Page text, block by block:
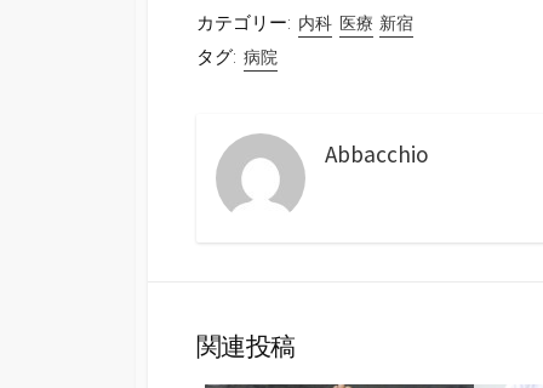
カテゴリー: 内科 医療 新宿
タグ: 病院
Abbacchio
関連投稿